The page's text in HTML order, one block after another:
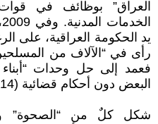
العراق” بوظائف في
يد الحكومة العراقية، على
رأى في “الآلاف من المسلحين
فعمد إلى حل وحدات
البعض دون أحكام قضائية (Dermer 2014).
شكل كلٌ من “الصحوة”